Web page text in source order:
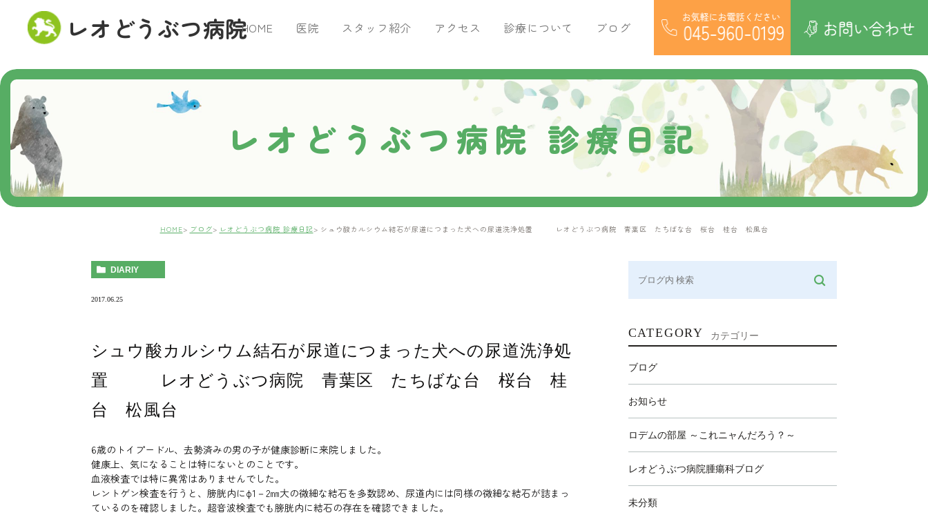
レオどうぶつ病院HOME 医院 スタッフ紹介 アクセス 診療について
がん専門治療
痛みの治療
ペットを飼ったら行うこと
トリミングサロン・ペットホテル
ブログ
ブログ
腫瘍科ブログ
レオどうぶつ病院 診療日記
HOME ブログ レオどうぶつ病院 診療日記 シュウ酸カルシウム結石が尿道につまった犬への尿道洗浄処置 レオどうぶつ病院 青葉区 たちばな台 桜台 桂台 松風台
DIARIY
2017.06.25
シュウ酸カルシウム結石が尿道につまった犬への尿道洗浄処
置 レオどうぶつ病院 青葉区 たちばな台 桜台 桂
台 松風台
6歳のトイプードル、去勢済みの男の子が健康診断に来院しました。
健康上、気になることは特にないとのことです。
血液検査では特に異常はありませんでした。
レントゲン検査を行うと、膀胱内にφ1－2㎜大の微細な結石を多数認め、尿道内には同様の微細な結石が詰まっ
ているのを確認しました。超音波検査でも膀胱内に結石の存在を確認できました。
CATEGORY カテゴリー
ブログ
お知らせ
ロデムの部屋 ～これニャんだろう？～
レオどうぶつ病院腫瘍科ブログ
未分類